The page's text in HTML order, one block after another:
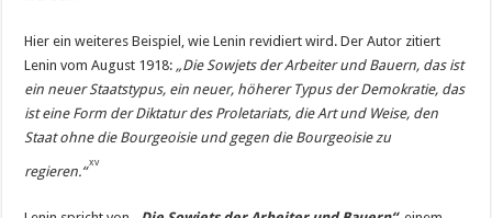
Hier ein weiteres Beispiel, wie Lenin revidiert wird. Der Autor zitiert
Lenin vom August 1918: „Die Sowjets der Arbeiter und Bauern, das ist
ein neuer Staats­typus, ein neuer, höherer Typus der Demokratie, das
ist eine Form der Diktatur des Proletariats, die Art und Weise, den
Staat ohne die Bourgeoisie und gegen die Bourgeoisie zu
regieren.“
xv